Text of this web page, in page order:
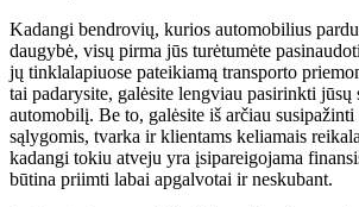
Kadangi bendrovių, kurios automobilius
daugybė, visų pirma jūs turėtumėte
jų tinklalapiuose pateikiamą transporto
tai padarysite, galėsite lengviau pasirinkti
automobilį. Be to, galėsite iš arčiau
sąlygomis, tvarka ir klientams keliamais
kadangi tokiu atveju yra įsipareigojama
būtina priimti labai apgalvotai ir neskubant.